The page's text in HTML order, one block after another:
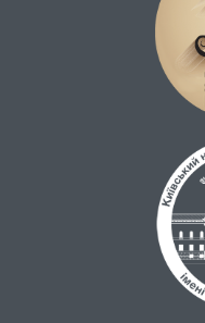
автохтонної
Вперше
культура як
навколишнього
значимість.
вивчення,
природних
способів
ставлення до
Особливо це
проектування
природного